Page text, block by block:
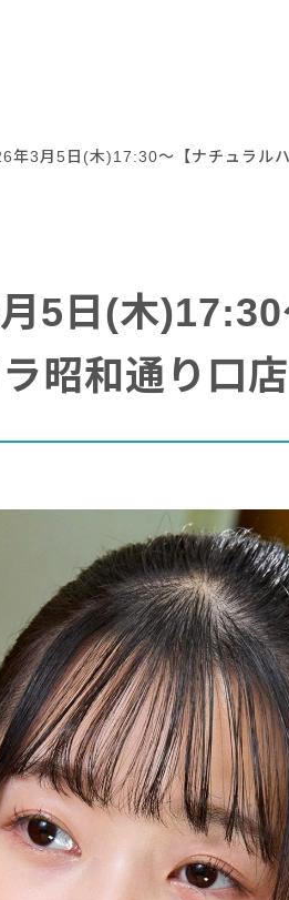
年3月5日(木)17:30～【ナチュラル
5日(木
昭和通り口店